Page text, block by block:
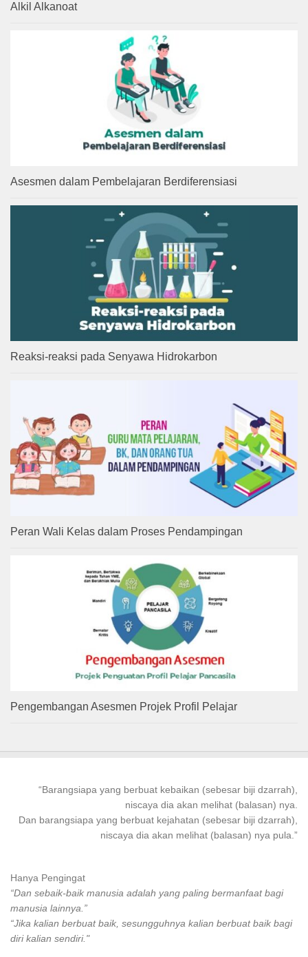
Alkil Alkanoat
Asesmen dalam Pembelajaran Berdiferensiasi
Reaksi-reaksi pada Senyawa Hidrokarbon
Peran Wali Kelas dalam Proses Pendampingan
Pengembangan Asesmen Projek Profil Pelajar
“Barangsiapa yang berbuat kebaikan (sebesar biji dzarrah),
niscaya dia akan melihat (balasan) nya.
Dan barangsiapa yang berbuat kejahatan (sebesar biji dzarrah),
niscaya dia akan melihat (balasan) nya pula.”
Hanya Pengingat
“Dan sebaik-baik manusia adalah yang paling bermanfaat bagi
manusia lainnya.”
“Jika kalian berbuat baik, sesungguhnya kalian berbuat baik bagi
diri kalian sendiri."